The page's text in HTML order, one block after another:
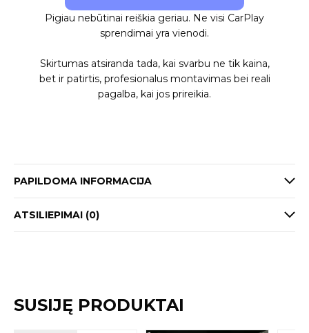
Pigiau nebūtinai reiškia geriau. Ne visi CarPlay
sprendimai yra vienodi.
Skirtumas atsiranda tada, kai svarbu ne tik kaina,
bet ir patirtis, profesionalus montavimas bei reali
pagalba, kai jos prireikia.
PAPILDOMA INFORMACIJA
ATSILIEPIMAI (0)
SUSIJĘ PRODUKTAI